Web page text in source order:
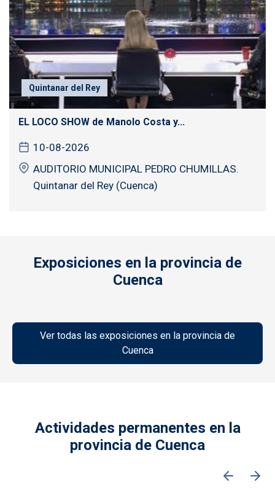
Quintanar del Rey
EL LOCO SHOW de Manolo Costa y...
10-08-2026
AUDITORIO MUNICIPAL PEDRO CHUMILLAS.
Quintanar del Rey (Cuenca)
Exposiciones en la provincia de
Cuenca
Ver todas las exposiciones en la provincia de
Cuenca
Actividades permanentes en la
provincia de Cuenca